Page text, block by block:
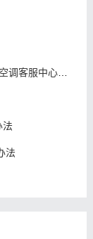
客服中心电话
法
法